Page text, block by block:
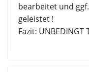
bearbeitet und
geleistet !
Fazit: UNBEDINGT